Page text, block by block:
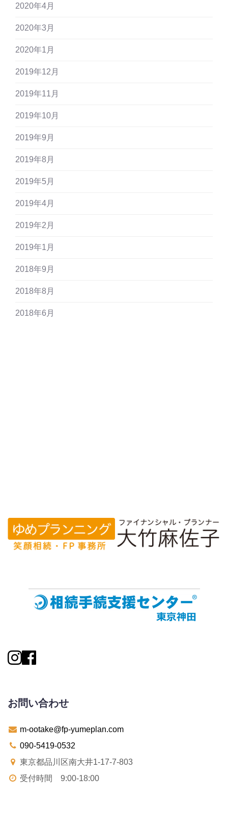
2020年4月
2020年3月
2020年1月
2019年12月
2019年11月
2019年10月
2019年9月
2019年8月
2019年5月
2019年4月
2019年2月
2019年1月
2018年9月
2018年8月
2018年6月
お問い合わせ
m-ootake@fp-yumeplan.com
090-5419-0532
東京都品川区南大井1-17-7-803
受付時間 9:00-18:00